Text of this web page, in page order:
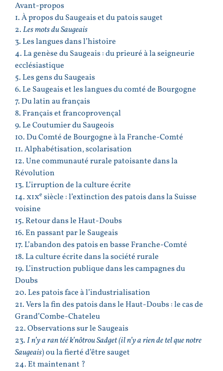
Avant-propos
1. À propos du Saugeais et du patois sauget
2.Les mots du Saugeais
3. Les langues dans l’histoire
4. La genèse du Saugeais : du prieuré à la seigneurie
ecclésiastique
5. Les gens du Saugeais
6. Le Saugeais et les langues du comté de Bourgogne
7. Du latin au français
8. Français et francoprovençal
9. Le Coutumier du Saugeois
10. Du Comté de Bourgogne à la Franche-Comté
11. Alphabétisation, scolarisation
12. Une communauté rurale patoisante dans la
Révolution
13. L’irruption de la culture écrite
14. xixesiècle : l’extinction des patois dans la Suisse
voisine
15. Retour dans le Haut-Doubs
16. En passant par le Saugeais
17. L’abandon des patois en basse Franche-Comté
18. La culture écrite dans la société rurale
19. L’instruction publique dans les campagnes du
Doubs
20. Les patois face à l’industrialisation
21. Vers la fin des patois dans le Haut-Doubs : le cas de
Grand’Combe-Chateleu
22. Observations sur le Saugeais
23.I n’y a ran téé k’nôtrou Sadget(il n’y a rien de tel que notre
Saugeais) ou la fierté d’être sauget
24. Et maintenant ?